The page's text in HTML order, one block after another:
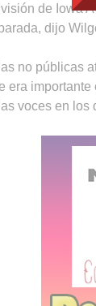
de Iowa
dijo
no públicas
era
voces en los